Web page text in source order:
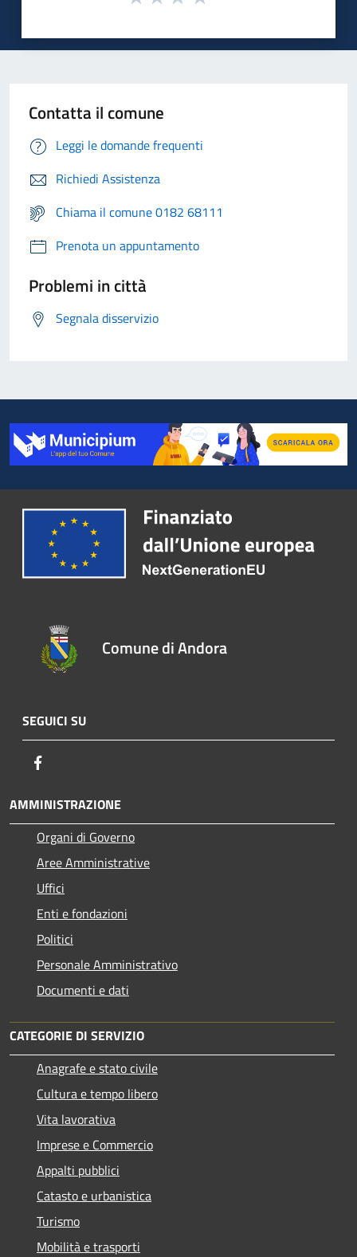
Contatta il comune
Leggi le domande frequenti
Richiedi Assistenza
Chiama il comune 0182 68111
Prenota un appuntamento
Problemi in città
Segnala disservizio
Comune di Andora
SEGUICI SU
AMMINISTRAZIONE
Organi di Governo
Aree Amministrative
Uffici
Enti e fondazioni
Politici
Personale Amministrativo
Documenti e dati
CATEGORIE DI SERVIZIO
Anagrafe e stato civile
Cultura e tempo libero
Vita lavorativa
Imprese e Commercio
Appalti pubblici
Catasto e urbanistica
Turismo
Mobilità e trasporti